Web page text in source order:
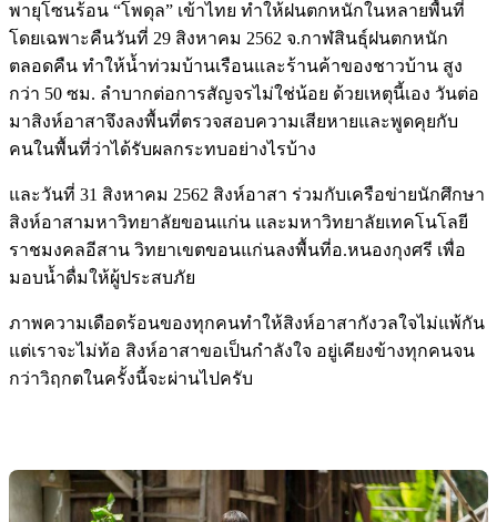
พายุโซนร้อน “โพดุล” เข้าไทย ทำให้ฝนตกหนักในหลายพื้นที่
โดยเฉพาะคืนวันที่ 29 สิงหาคม 2562 จ.กาฬสินธุ์ฝนตกหนัก
ตลอดคืน ทำให้น้ำท่วมบ้านเรือนและร้านค้าของชาวบ้าน สูง
กว่า 50 ซม. ลำบากต่อการสัญจรไม่ใช่น้อย ด้วยเหตุนี้เอง วันต่อ
มาสิงห์อาสาจึงลงพื้นที่ตรวจสอบความเสียหายและพูดคุยกับ
คนในพื้นที่ว่าได้รับผลกระทบอย่างไรบ้าง
และวันที่ 31 สิงหาคม 2562 สิงห์อาสา ร่วมกับเครือข่ายนักศึกษา
สิงห์อาสามหาวิทยาลัยขอนแก่น และมหาวิทยาลัยเทคโนโลยี
ราชมงคลอีสาน วิทยาเขตขอนแก่นลงพื้นที่อ.หนองกุงศรี เพื่อ
มอบน้ำดื่มให้ผู้ประสบภัย
ภาพความเดือดร้อนของทุกคนทำให้สิงห์อาสากังวลใจไม่แพ้กัน
แต่เราจะไม่ท้อ สิงห์อาสาขอเป็นกำลังใจ อยู่เคียงข้างทุกคนจน
กว่าวิฤกตในครั้งนี้จะผ่านไปครับ